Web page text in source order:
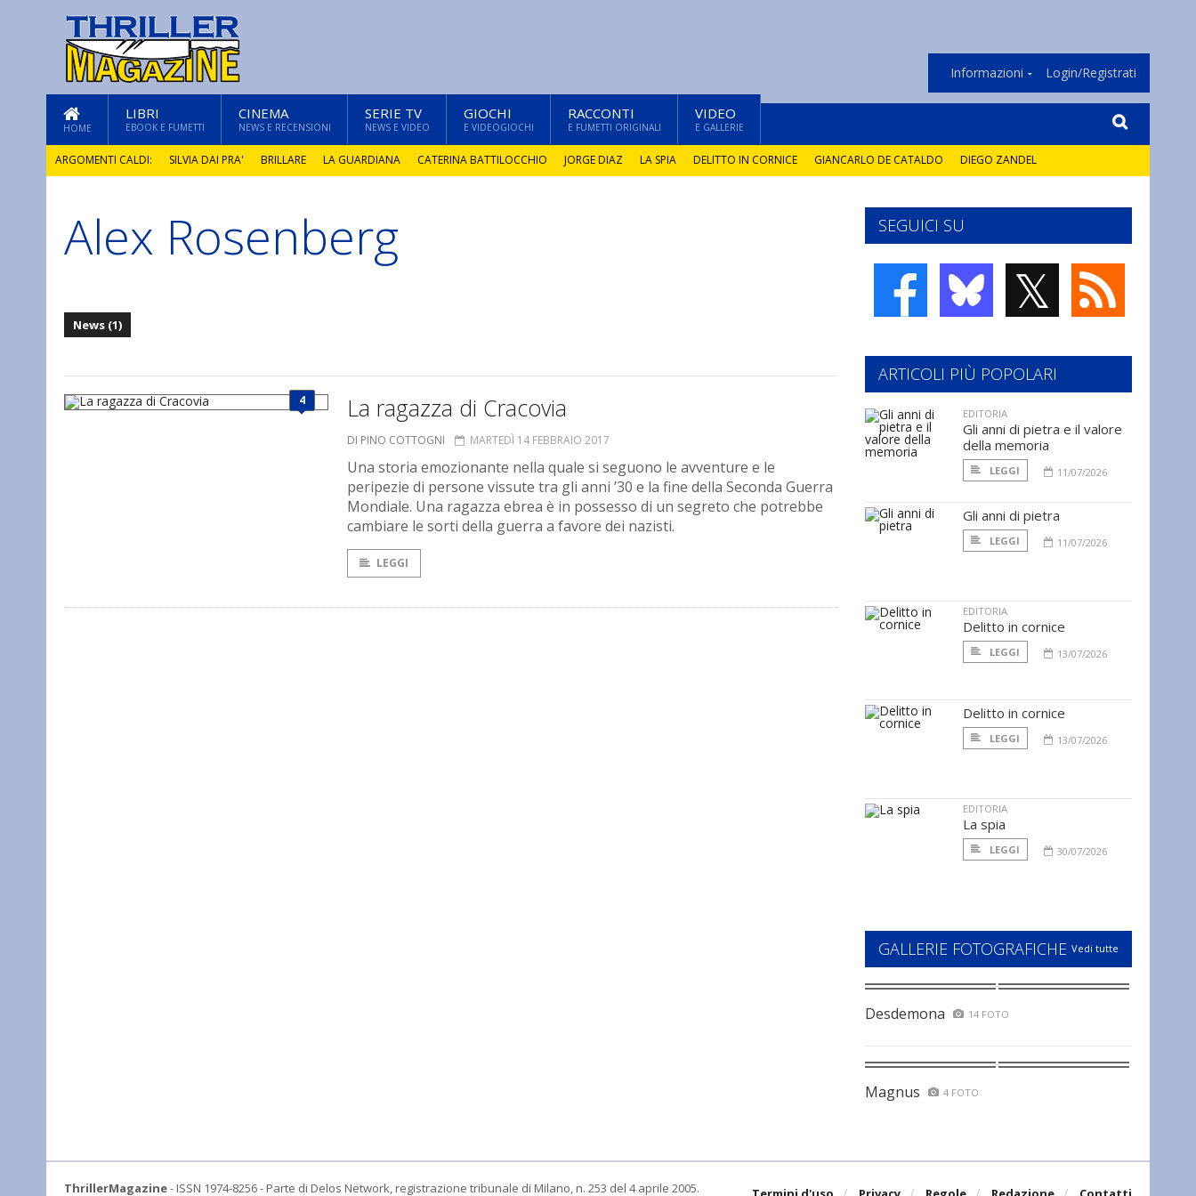
Informazioni Login/Registrati
HOME
LIBRI
EBOOK E FUMETTI
CINEMA
NEWS E RECENSIONI
SERIE TV
NEWS E VIDEO
GIOCHI
E VIDEOGIOCHI
RACCONTI
E FUMETTI ORIGINALI
VIDEO
E GALLERIE
ARGOMENTI CALDI: SILVIA DAI PRA' BRILLARE LA GUARDIANA CATERINA BATTILOCCHIO JORGE DIAZ LA SPIA DELITTO IN CORNICE GIANCARLO DE CATALDO DIEGO ZANDEL
GLI ANNI DI PIETRA
Alex Rosenberg
News (1)
4 La ragazza di Cracovia
DI PINO COTTOGNI MARTEDÌ 14 FEBBRAIO 2017
Una storia emozionante nella quale si seguono le avventure e le
peripezie di persone vissute tra gli anni ’30 e la fine della Seconda Guerra
Mondiale. Una ragazza ebrea è in possesso di un segreto che potrebbe
cambiare le sorti della guerra a favore dei nazisti.
LEGGI
SEGUICI SU
𝕏
ARTICOLI PIÙ POPOLARI
EDITORIA
Gli anni di pietra e il valore
della memoria
LEGGI 11/07/2026
Gli anni di pietra
LEGGI 11/07/2026
EDITORIA
Delitto in cornice
LEGGI 13/07/2026
Delitto in cornice
LEGGI 13/07/2026
EDITORIA
La spia
LEGGI 30/07/2026
GALLERIE FOTOGRAFICHE Vedi tutte
Desdemona 14 FOTO
Magnus 4 FOTO
ThrillerMagazine- ISSN 1974-8256 - Parte di Delos Network, registrazione tribunale di Milano, n. 253 del 4 aprile 2005.